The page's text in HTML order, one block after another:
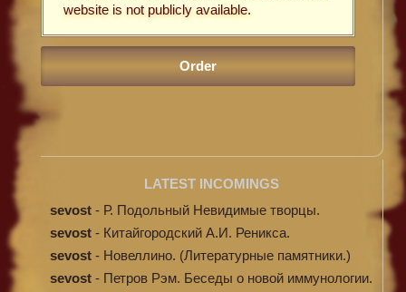
website is not publicly available.
LATEST INCOMINGS
sevost - Р. Подольный Невидимые творцы.
sevost - Китайгородский А.И. Реникса.
sevost - Новеллино. (Литературные памятники.)
sevost - Петров Рэм. Беседы о новой иммунологии.